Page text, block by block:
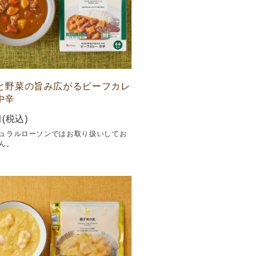
野菜の旨み広がるビーフカレ
辛
(税込)
ラルローソンではお取り扱いしてお
。